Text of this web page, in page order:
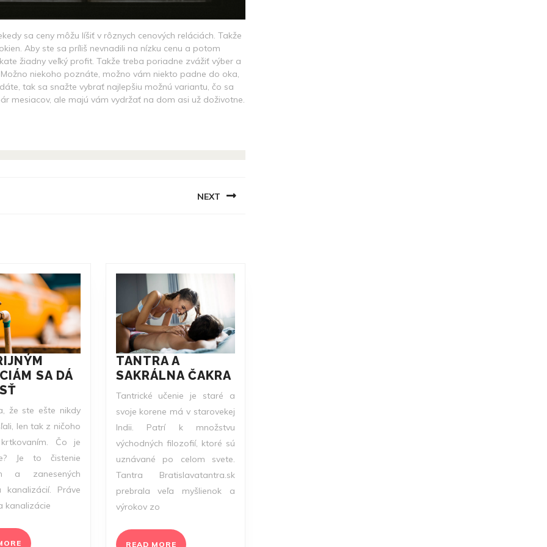
sa ceny môžu líšiť v rôznych cenových reláciách. Takže
Aby ste sa príliš nevnadili na nízku cenu a potom
žiadny veľký profit. Takže treba poriadne zvážiť výber a
niekoho poznáte, možno vám niekto padne do oka,
tak sa snažte vybrať najlepšiu možnú variantu, čo sa
mesiacov, ale majú vám vydržať na dom asi už doživotne.
NEXT
SA DÁ
HAVARIJNÝM
SITUÁCIÁM
DÁ
PREDÍSŤ
že ste ešte nikdy
len tak z ničoho
Čo je
Je to čistenie
a zanesených
kanalizácií. Práve
kanalizácie
READ
TANTRA A
SAKRÁLNA ČAKRATANTRA
ČAKRA
Tantrické učenie je staré a
svoje korene má v starovekej
Indii. Patrí k množstvu
východných filozofií, ktoré sú
uznávané po celom svete.
Tantra Bratislavatantra.sk
prebrala veľa myšlienok a
výrokov zo
READ MOREREAD